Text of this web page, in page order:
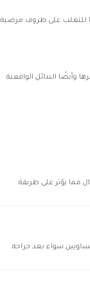
للتغلب على ظروف مرضية
وأيضًا البدائل الواقعية
مما يؤثر على طريقة
سواء بعد جراحة